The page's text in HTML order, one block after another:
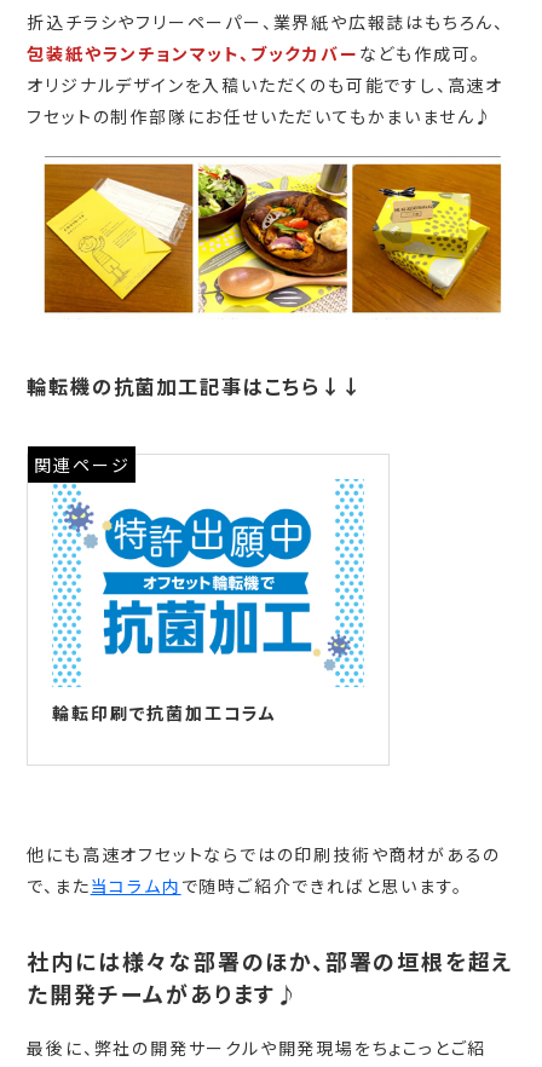
折込チラシやフリーペーパー、業界紙や広報誌はもちろん、
包装紙やランチョンマット、ブックカバー なども作成可。
オリジナルデザインを入稿いただくのも可能ですし、高速オ
フセットの制作部隊にお任せいただいてもかまいません♪
輪転機の抗菌加工記事はこちら↓↓
関連ページ
輪転印刷で抗菌加工コラム
他にも高速オフセットならではの印刷技術や商材があるの
で、また当コラム内 で随時ご紹介できればと思います。
社内には様々な部署のほか、部署の垣根を超え
た開発チームがあります♪
最後に、弊社の開発サークルや開発現場をちょこっとご紹